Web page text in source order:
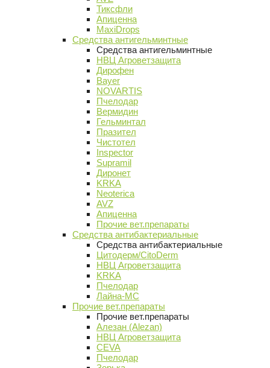
Тиксфли
Апиценна
MaxiDrops
Средства антигельминтные
Средства антигельминтные
НВЦ Агроветзащита
Дирофен
Bayer
NOVARTIS
Пчелодар
Вермидин
Гельминтал
Празител
Чистотел
Inspector
Supramil
Диронет
KRKA
Neoterica
AVZ
Апиценна
Прочие вет.препараты
Средства антибактериальные
Средства антибактериальные
Цитодерм/CitoDerm
НВЦ Агроветзащита
KRKA
Пчелодар
Лайна-МС
Прочие вет.препараты
Прочие вет.препараты
Алезан (Alezan)
НВЦ Агроветзащита
CEVA
Пчелодар